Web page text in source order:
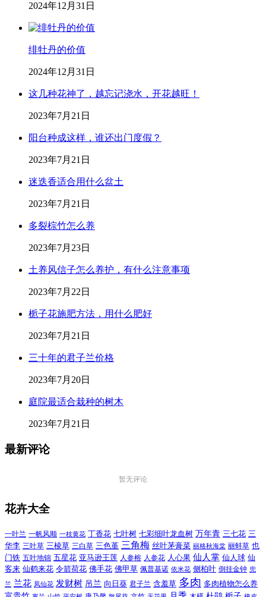
2024年12月31日
绯牡丹的价值
2024年12月31日
这几种花神了，越忘记浇水，开花越旺！
2023年7月21日
阳台种成这样，谁还出门度假？
2023年7月21日
迷迭香适合用什么盆土
2023年7月21日
多裂棕竹怎么养
2023年7月23日
土养风信子怎么养护，有什么注意事项
2023年7月22日
栀子花施肥方法，用什么肥好
2023年7月21日
三十年的君子兰价格
2023年7月20日
庭院最适合栽种的树木
2023年7月21日
最新评论
暂无评论
花卉大全
一叶兰 一帆风顺 一枝黄花 丁香花 七叶树 七彩细叶龙血树 万年青 三七花 三
华李 三叶草 三棱草 三白草 三色堇 三角梅 丝叶茅膏菜 丽格秋海棠 丽蚌草 也
门铁 五叶地锦 五星花 亚马逊王莲 人参榕 人参花 人心果 仙人掌 仙人球 仙
客来 仙鹤来花 令箭荷花 佛手花 佛甲草 佩普基诺 依米花 侧柏叶 倒挂金钟 兜
兰 兰花 凤仙花 发财树 吊兰 向日葵 君子兰 含羞草 多肉 多肉植物怎么养